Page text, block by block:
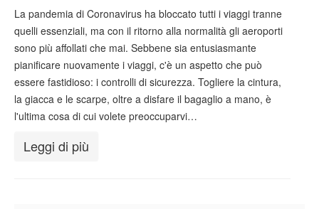
La pandemia di Coronavirus ha bloccato tutti i viaggi tranne
quelli essenziali, ma con il ritorno alla normalità gli aeroporti
sono più affollati che mai. Sebbene sia entusiasmante
pianificare nuovamente i viaggi, c'è un aspetto che può
essere fastidioso: i controlli di sicurezza. Togliere la cintura,
la giacca e le scarpe, oltre a disfare il bagaglio a mano, è
l'ultima cosa di cui volete preoccuparvi…
Leggi di più